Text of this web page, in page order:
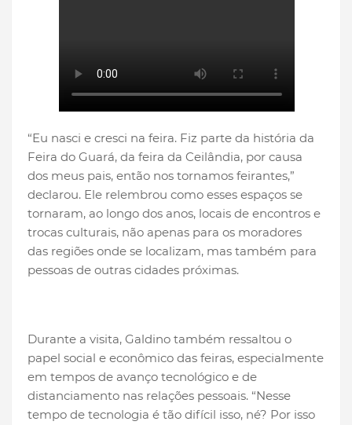
“Eu nasci e cresci na feira. Fiz parte da história da
Feira do Guará, da feira da Ceilândia, por causa
dos meus pais, então nos tornamos feirantes,”
declarou. Ele relembrou como esses espaços se
tornaram, ao longo dos anos, locais de encontros e
trocas culturais, não apenas para os moradores
das regiões onde se localizam, mas também para
pessoas de outras cidades próximas.
Durante a visita, Galdino também ressaltou o
papel social e econômico das feiras, especialmente
em tempos de avanço tecnológico e de
distanciamento nas relações pessoais. “Nesse
tempo de tecnologia é tão difícil isso, né? Por isso